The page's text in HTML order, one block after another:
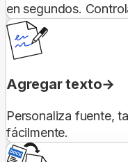
en segundos.
Agregar texto
Personaliza fuente,
fácilmente.